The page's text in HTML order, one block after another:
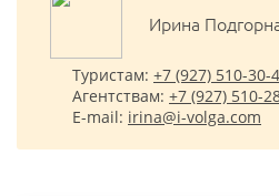
Ирина
Туристам: +7 (927) 510-30-
Агентствам: +7 (927) 510-
E-mail: irina@i-volga.com